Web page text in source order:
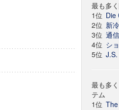
最も多
1位 Die
2位 新
3位 通
4位 シ
5位
最も多
テム
1位